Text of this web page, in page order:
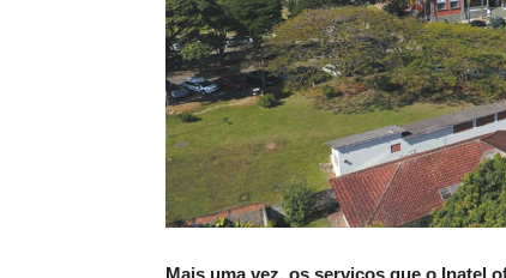
Mais uma vez, os serviços que o Inatel